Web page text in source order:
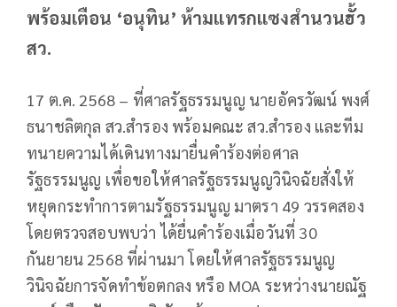
พร้อมเตือน ‘อนุทิน’ ห้ามแทรกแซงสำนวนฮั้ว
สว.
17 ต.ค. 2568 – ที่ศาลรัฐธรรมนูญ นายอัครวัฒน์ พงศ์
ธนาชลิตกุล สว.สำรอง พร้อมคณะ สว.สำรอง และทีม
ทนายความได้เดินทางมายื่นคำร้องต่อศาล
รัฐธรรมนูญ เพื่อขอให้ศาลรัฐธรรมนูญวินิจฉัยสั่งให้
หยุดกระทำการตามรัฐธรรมนูญ มาตรา 49 วรรคสอง
โดยตรวจสอบพบว่า ได้ยื่นคำร้องเมื่อวันที่ 30
กันยายน 2568 ที่ผ่านมา โดยให้ศาลรัฐธรรมนูญ
วินิจฉัยการจัดทำข้อตกลง หรือ MOA ระหว่างนายณัฐ